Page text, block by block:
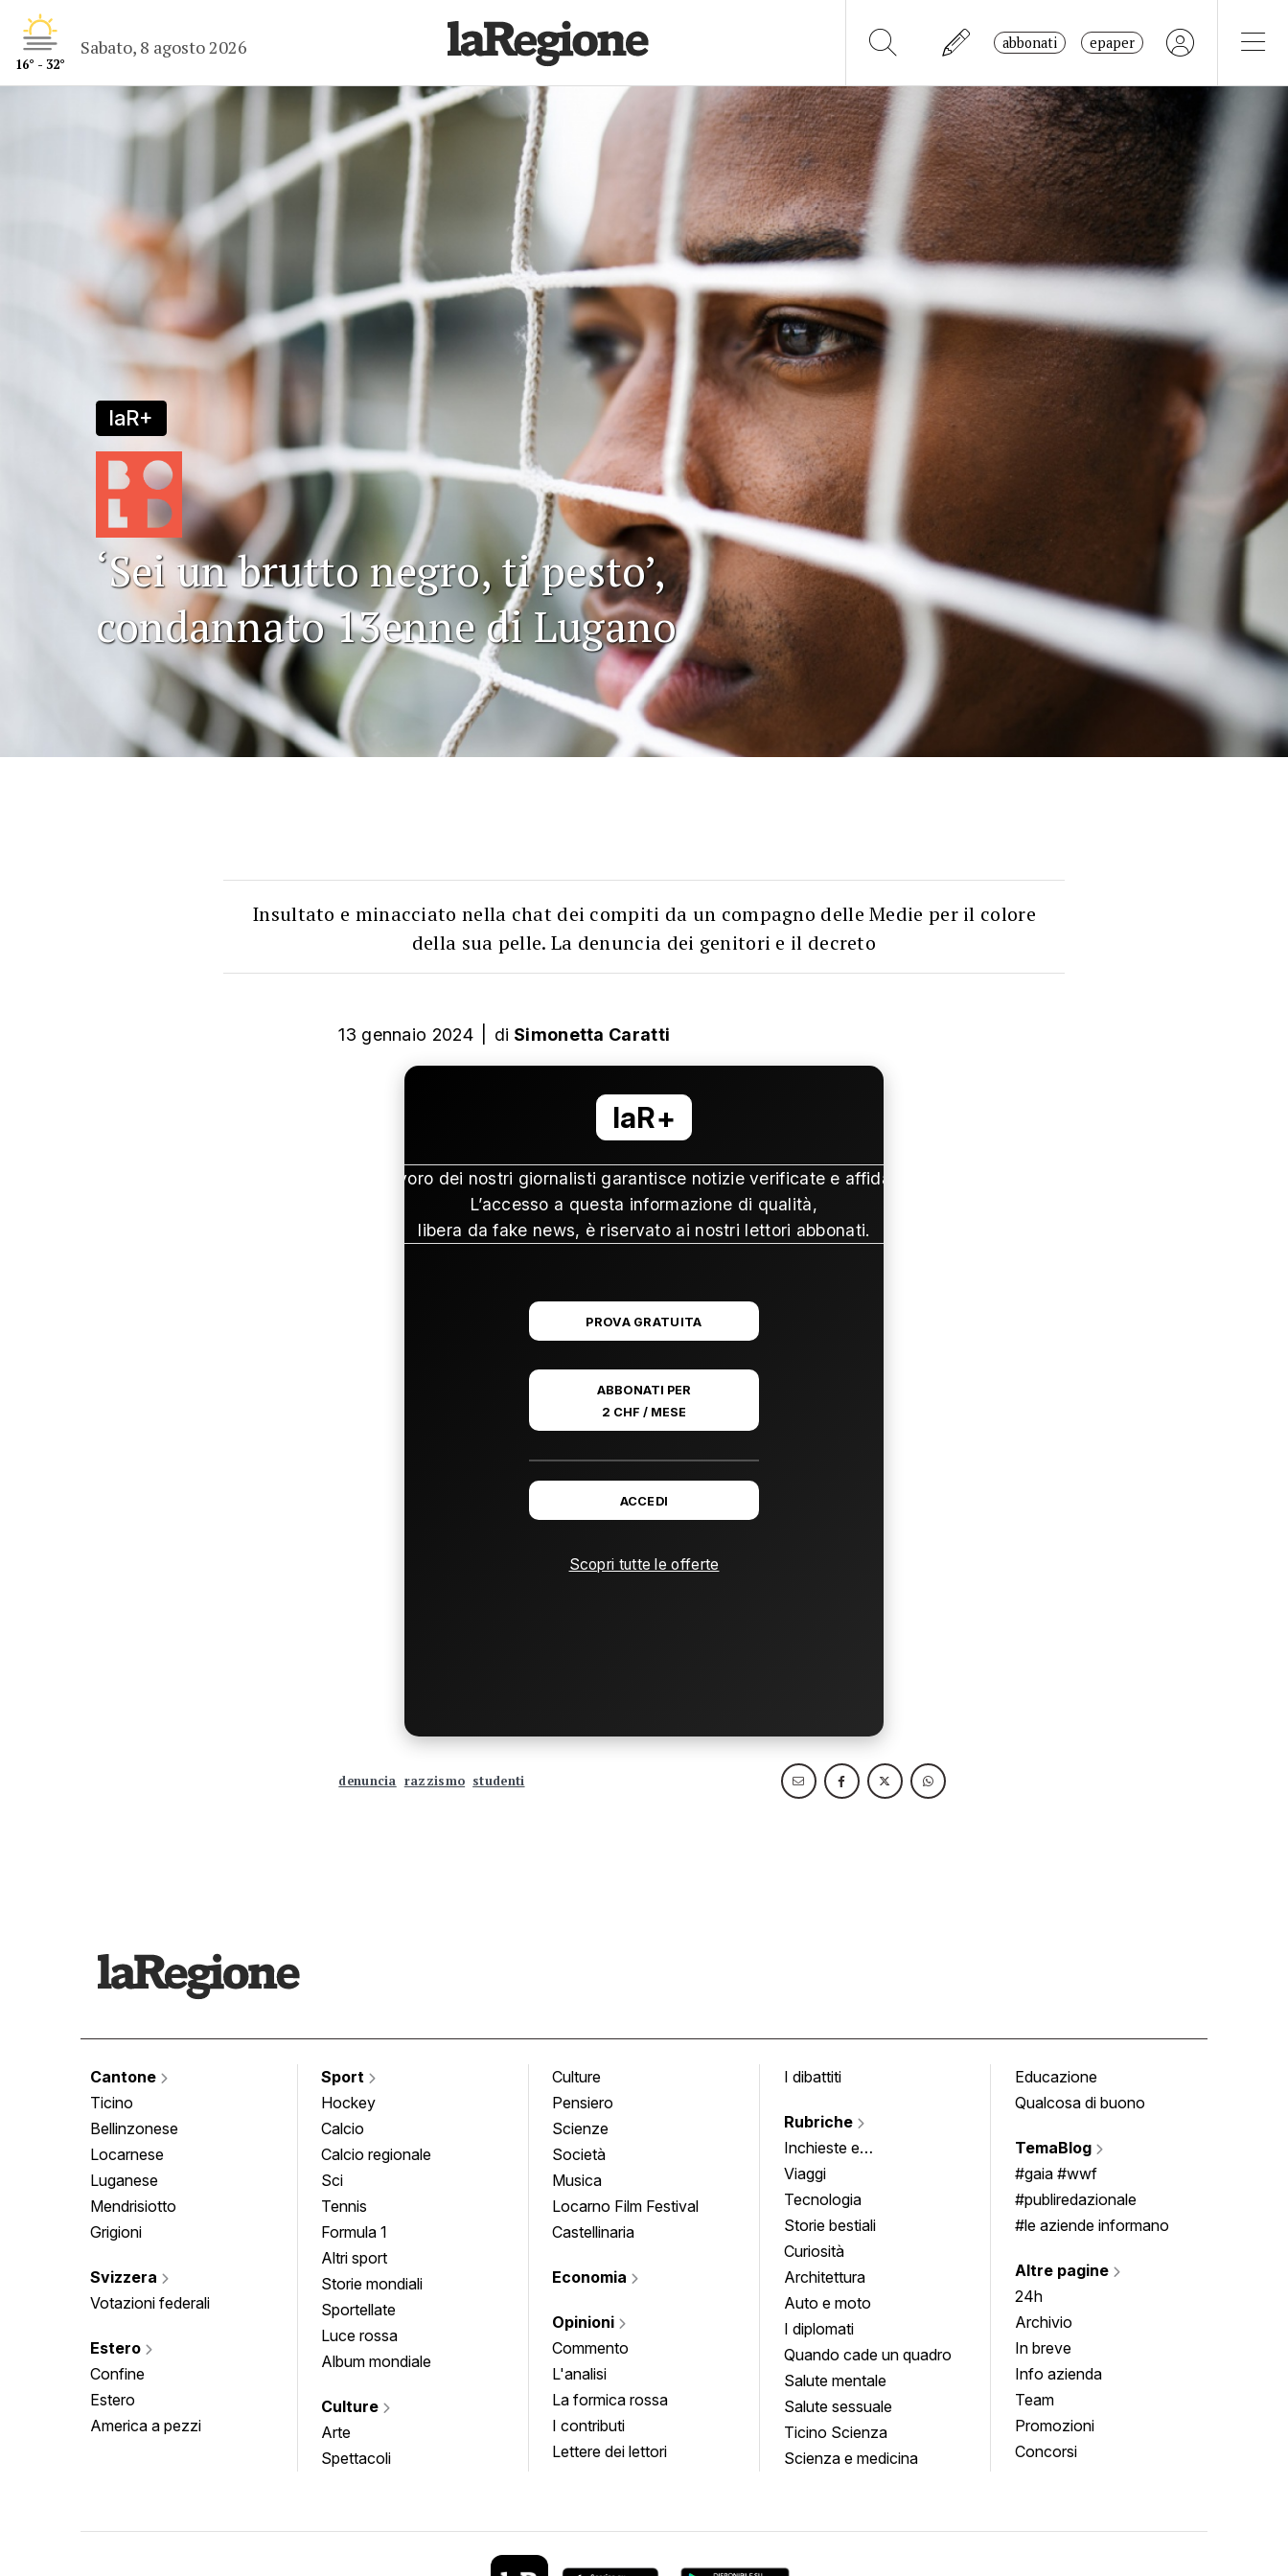
16° - 32°
Sabato, 8 agosto 2026 abbonati epaper
laR+
‘Sei un brutto negro, ti pesto’,
condannato 13enne di Lugano
Insultato e minacciato nella chat dei compiti da un compagno delle Medie per il colore
della sua pelle. La denuncia dei genitori e il decreto
13 gennaio 2024 di Simonetta Caratti
laR+
Il lavoro dei nostri giornalisti garantisce notizie verificate e affidabili.
L’accesso a questa informazione di qualità,
libera da fake news, è riservato ai nostri lettori abbonati.
PROVA GRATUITA
ABBONATI PER
2 CHF / MESE
ACCEDI
Scopri tutte le offerte
denuncia razzismo studenti
Cantone
Ticino
Bellinzonese
Locarnese
Luganese
Mendrisiotto
Grigioni
Svizzera
Votazioni federali
Estero
Confine
Estero
America a pezzi
Sport
Hockey
Calcio
Calcio regionale
Sci
Tennis
Formula 1
Altri sport
Storie mondiali
Sportellate
Luce rossa
Album mondiale
Culture
Arte
Spettacoli
Culture
Pensiero
Scienze
Società
Musica
Locarno Film Festival
Castellinaria
Economia
Opinioni
Commento
L'analisi
La formica rossa
I contributi
Lettere dei lettori
I dibattiti
Rubriche
Inchieste e
approfondimenti
Viaggi
Tecnologia
Storie bestiali
Curiosità
Architettura
Auto e moto
I diplomati
Quando cade un quadro
Salute mentale
Salute sessuale
Ticino Scienza
Scienza e medicina
Educazione
Qualcosa di buono
TemaBlog
#gaia #wwf
#publiredazionale
#le aziende informano
Altre pagine
24h
Archivio
In breve
Info azienda
Team
Promozioni
Concorsi